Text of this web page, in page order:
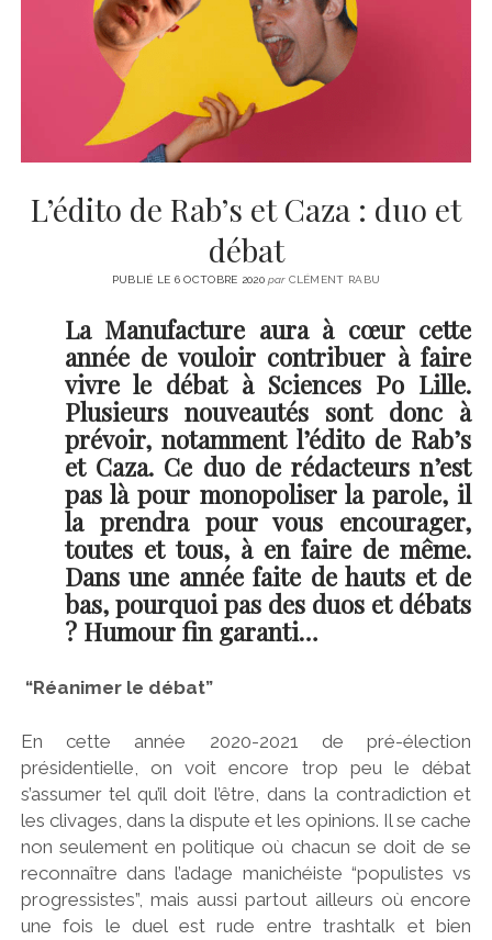
CINÉMA
LITTÉRATURE
ÉCONOMIE
SPORT
MÉDIAS
SANTÉ
instagram
emailemail-
form
L’édito de Rab’s et Caza : duo et
débat
PUBLIÉ LE 6 OCTOBRE 2020parCLÉMENT RABU
La Manufacture aura à cœur cette
année de vouloir contribuer à faire
vivre le débat à Sciences Po Lille.
Plusieurs nouveautés sont donc à
prévoir, notamment l’édito de Rab’s
et Caza. Ce duo de rédacteurs n’est
pas là pour monopoliser la parole, il
la prendra pour vous encourager,
toutes et tous, à en faire de même.
Dans une année faite de hauts et de
bas, pourquoi pas des duos et débats
? Humour fin garanti…
“Réanimer le débat”
En cette année 2020-2021 de pré-élection
présidentielle, on voit encore trop peu le débat
s’assumer tel qu’il doit l’être, dans la contradiction et
les clivages, dans la dispute et les opinions. Il se cache
non seulement en politique où chacun se doit de se
reconnaître dans l’adage manichéiste “populistes vs
progressistes”, mais aussi partout ailleurs où encore
une fois le duel est rude entre trashtalk et bien